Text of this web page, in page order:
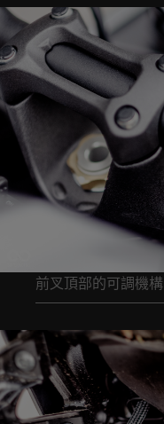
前叉頂部的可調機構